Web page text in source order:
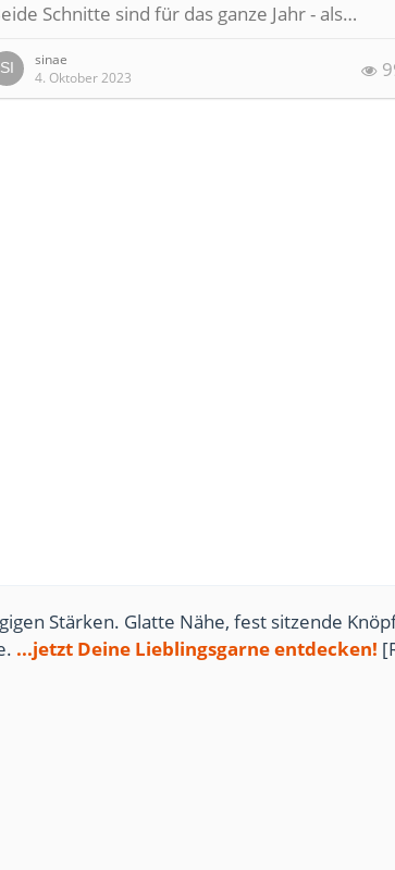
Schnitte sind für das ganze Jahr - als…
sinae
4. Oktober 2023
Stärken. Glatte Nähe, fest sitzende
...jetzt Deine Lieblingsgarne entdecken!